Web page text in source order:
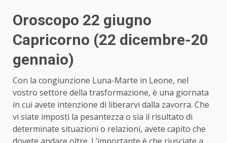
Oroscopo 22 giugno
Capricorno (22 dicembre-20
gennaio)
Con la congiunzione Luna-Marte in Leone, nel
vostro settore della trasformazione, è una giornata
in cui avete intenzione di liberarvi dalla zavorra. Che
vi siate imposti la pesantezza o sia il risultato di
determinate situazioni o relazioni, avete capito che
dovete andare oltre. L’importante è che riusciate a